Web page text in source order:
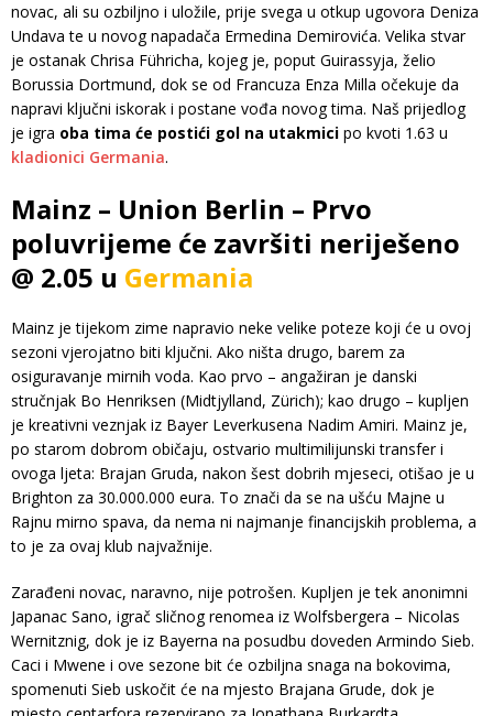
novac, ali su ozbiljno i uložile, prije svega u otkup ugovora Deniza
Undava te u novog napadača Ermedina Demirovića. Velika stvar
je ostanak Chrisa Führicha, kojeg je, poput Guirassyja, želio
Borussia Dortmund, dok se od Francuza Enza Milla očekuje da
napravi ključni iskorak i postane vođa novog tima. Naš prijedlog
je igra oba tima će postići gol na utakmici po kvoti 1.63 u
kladionici Germania.
Mainz – Union Berlin – Prvo
poluvrijeme će završiti neriješeno
@ 2.05 u Germania
Mainz je tijekom zime napravio neke velike poteze koji će u ovoj
sezoni vjerojatno biti ključni. Ako ništa drugo, barem za
osiguravanje mirnih voda. Kao prvo – angažiran je danski
stručnjak Bo Henriksen (Midtjylland, Zürich); kao drugo – kupljen
je kreativni veznjak iz Bayer Leverkusena Nadim Amiri. Mainz je,
po starom dobrom običaju, ostvario multimilijunski transfer i
ovoga ljeta: Brajan Gruda, nakon šest dobrih mjeseci, otišao je u
Brighton za 30.000.000 eura. To znači da se na ušću Majne u
Rajnu mirno spava, da nema ni najmanje financijskih problema, a
to je za ovaj klub najvažnije.
Zarađeni novac, naravno, nije potrošen. Kupljen je tek anonimni
Japanac Sano, igrač sličnog renomea iz Wolfsbergera – Nicolas
Wernitznig, dok je iz Bayerna na posudbu doveden Armindo Sieb.
Caci i Mwene i ove sezone bit će ozbiljna snaga na bokovima,
spomenuti Sieb uskočit će na mjesto Brajana Grude, dok je